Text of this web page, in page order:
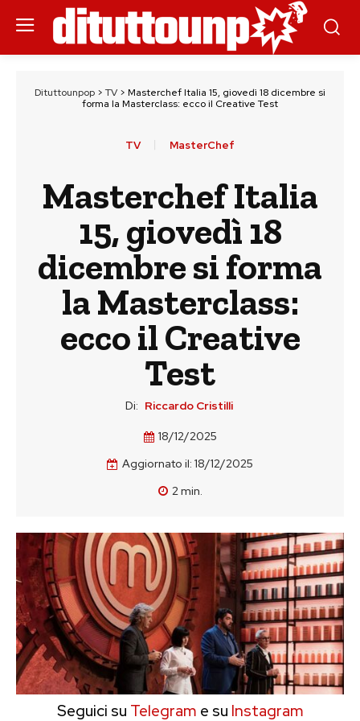
Dituttounpop > TV > Masterchef Italia 15, giovedì 18 dicembre si
forma la Masterclass: ecco il Creative Test
TV MasterChef
Masterchef Italia
15, giovedì 18
dicembre si forma
la Masterclass:
ecco il Creative
Test
Di: Riccardo Cristilli
18/12/2025
Aggiornato il: 18/12/2025
2min.
Seguici su Telegram e su Instagram